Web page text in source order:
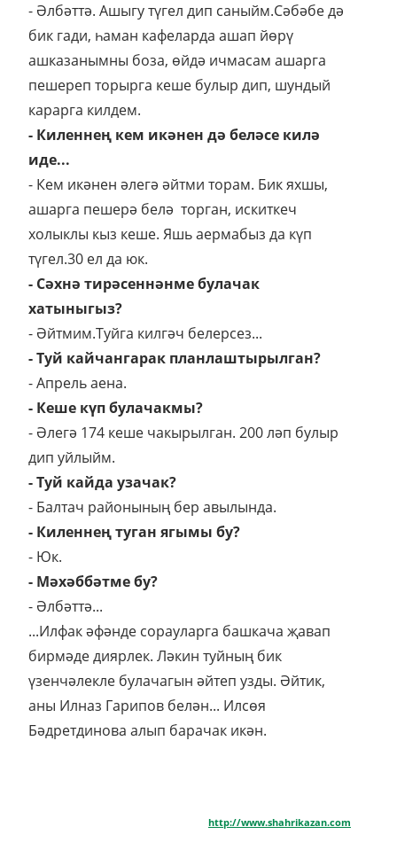
- Әлбәттә. Ашыгу түгел дип саныйм.Сәбәбе дә
бик гади, һаман кафеларда ашап йөрү
ашказанымны боза, өйдә ичмасам ашарга
пешереп торырга кеше булыр дип, шундый
карарга килдем.
- Киленнең кем икәнен дә беләсе килә
иде...
- Кем икәнен әлегә әйтми торам. Бик яхшы,
ашарга пешерә белә торган, искиткеч
холыклы кыз кеше. Яшь аермабыз да күп
түгел.30 ел да юк.
- Сәхнә тирәсеннәнме булачак
хатыныгыз?
- Әйтмим.Туйга килгәч белерсез...
- Туй кайчангарак планлаштырылган?
- Апрель аена.
- Кеше күп булачакмы?
- Әлегә 174 кеше чакырылган. 200 ләп булыр
дип уйлыйм.
- Туй кайда узачак?
- Балтач районының бер авылында.
- Киленнең туган ягымы бу?
- Юк.
- Мәхәббәтме бу?
- Әлбәттә...
...Илфак әфәнде сорауларга башкача җавап
бирмәде диярлек. Ләкин туйның бик
үзенчәлекле булачагын әйтеп узды. Әйтик,
аны Илназ Гарипов белән... Илсөя
Бәдретдинова алып барачак икән.
http://www.shahrikazan.com